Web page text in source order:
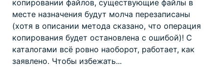
копировании файлов, существующие файлы в
месте назначения будут молча перезаписаны
(хотя в описании метода сказано, что операция
копирования будет остановлена с ошибой)! С
каталогами всё ровно наоборот, работает, как
заявлено. Чтобы избежать...